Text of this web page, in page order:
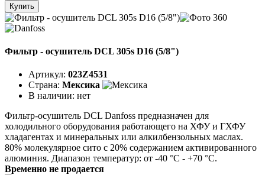
Купить
Фильтр - осушитель DCL 305s D16 (5/8")
Артикул: 023Z4531
Страна: Мексика
В наличии: нет
Фильтр-осушитель DCL Danfoss предназначен для
холодильного оборудования работающего на ХФУ и ГХФУ
хладагентах и минеральных или алкилбензольных маслах.
80% молекулярное сито с 20% содержанием активированного
алюминия. Диапазон температур: от -40 °C - +70 °C.
Временно не продается